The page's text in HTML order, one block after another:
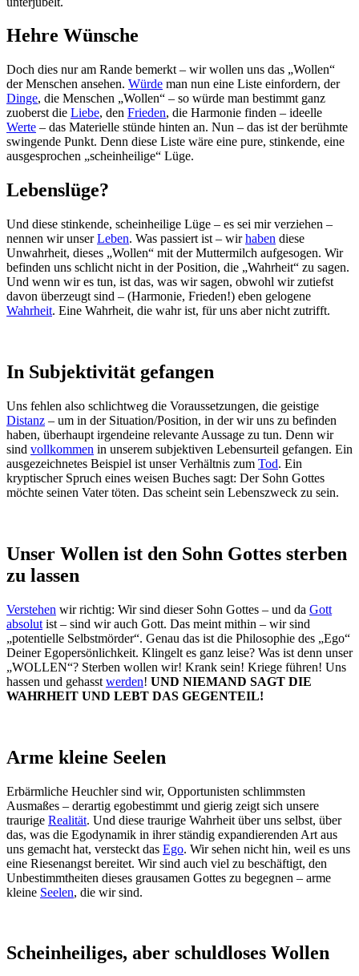
Hehre Wünsche
Doch dies nur am Rande bemerkt – wir wollen uns das „Wollen“
der Menschen ansehen. Würde man nun eine Liste einfordern, der
Dinge, die Menschen „Wollen“ – so würde man bestimmt ganz
zuoberst die Liebe, den Frieden, die Harmonie finden – ideelle
Werte – das Materielle stünde hinten an. Nun – das ist der berühmte
swingende Punkt. Denn diese Liste wäre eine pure, stinkende, eine
ausgesprochen „scheinheilige“ Lüge.
Lebenslüge?
Und diese stinkende, scheinheilige Lüge – es sei mir verziehen –
nennen wir unserLeben. Was passiert ist – wirhaben diese
Unwahrheit, dieses „Wollen“ mit der Muttermilch aufgesogen. Wir
befinden uns schlicht nicht in der Position, die „Wahrheit“ zu sagen.
Und wenn wir es tun, ist das, was wir sagen, obwohl wir zutiefst
davon überzeugt sind – (Harmonie, Frieden!) eben gelogene
Wahrheit. Eine Wahrheit, die wahr ist, für uns aber nicht zutrifft.
In Subjektivität gefangen
Uns fehlen also schlichtweg die Voraussetzungen, die geistige
Distanz – um in der Situation/Position, in der wir uns zu befinden
haben, überhaupt irgendeine relevante Aussage zu tun. Denn wir
sind vollkommen in unserem subjektiven Lebensurteil gefangen. Ein
ausgezeichnetes Beispiel ist unser Verhältnis zum Tod. Ein
kryptischer Spruch eines weisen Buches sagt: Der Sohn Gottes
möchte seinen Vater töten. Das scheint sein Lebenszweck zu sein.
Unser Wollen ist den Sohn Gottes sterben
zu lassen
Verstehen wir richtig: Wir sind dieser Sohn Gottes – und da Gott
absolut ist – sind wir auch Gott. Das meint mithin – wir sind
„potentielle Selbstmörder“. Genau das ist die Philosophie des „Ego“
Deiner Egopersönlichkeit. Klingelt es ganz leise? Was ist denn unser
„WOLLEN“? Sterben wollen wir! Krank sein! Kriege führen! Uns
hassen und gehasst werden! UND NIEMAND SAGT DIE
WAHRHEIT UND LEBT DAS GEGENTEIL!
Arme kleine Seelen
Erbärmliche Heuchler sind wir, Opportunisten schlimmsten
Ausmaßes – derartig egobestimmt und gierig zeigt sich unsere
traurige Realität. Und diese traurige Wahrheit über uns selbst, über
das, was die Egodynamik in ihrer ständig expandierenden Art aus
uns gemacht hat, versteckt das Ego. Wir sehen nicht hin, weil es uns
eine Riesenangst bereitet. Wir sind auch viel zu beschäftigt, den
Unbestimmtheiten dieses grausamen Gottes zu begegnen – arme
kleine Seelen, die wir sind.
Scheinheiliges, aber schuldloses Wollen